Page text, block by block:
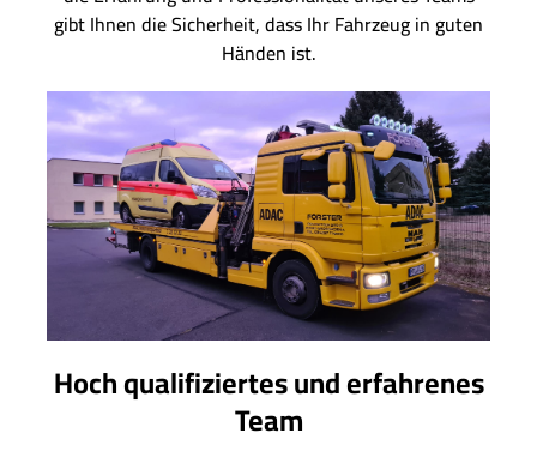
gibt Ihnen die Sicherheit, dass Ihr Fahrzeug in guten
Händen ist.
Hoch qualifiziertes und erfahrenes
Team